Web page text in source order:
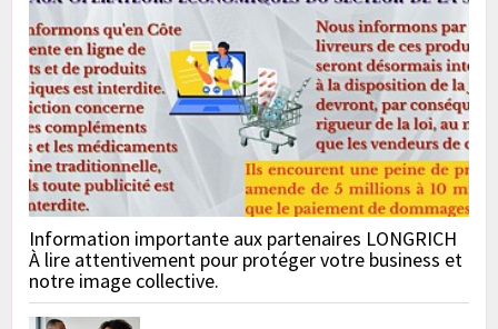
Information importante aux partenaires LONGRICH
À lire attentivement pour protéger votre business et
notre image collective.